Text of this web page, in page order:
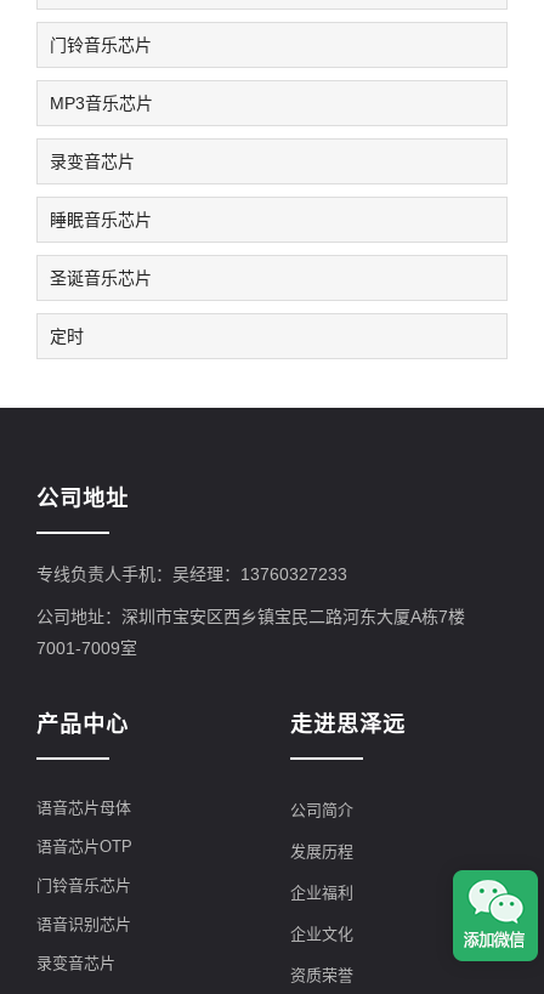
门铃音乐芯片
MP3音乐芯片
录变音芯片
睡眠音乐芯片
圣诞音乐芯片
定时
公司地址
专线负责人手机：吴经理：13760327233
公司地址：深圳市宝安区西乡镇宝民二路河东大厦A栋7楼
7001-7009室
产品中心
语音芯片母体
语音芯片OTP
门铃音乐芯片
语音识别芯片
录变音芯片
走进思泽远
公司简介
发展历程
企业福利
企业文化
资质荣誉